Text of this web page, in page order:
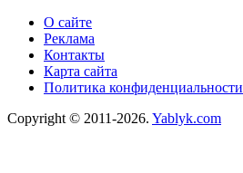
О сайте
Реклама
Контакты
Карта сайта
Политика конфиденциальности
Copyright © 2011-2026. Yablyk.сom